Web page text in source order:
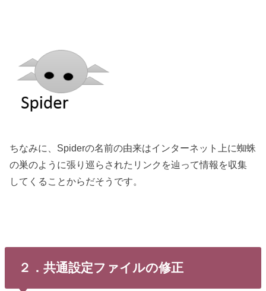
ちなみに、Spiderの名前の由来はインターネット上に蜘蛛
の巣のように張り巡らされたリンクを辿って情報を収集
してくることからだそうです。
２．共通設定ファイルの修正